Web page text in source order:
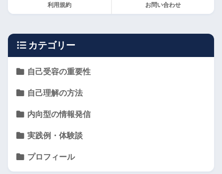
利用規約 お問い合わせ
カテゴリー
自己受容の重要性
自己理解の方法
内向型の情報発信
実践例・体験談
プロフィール